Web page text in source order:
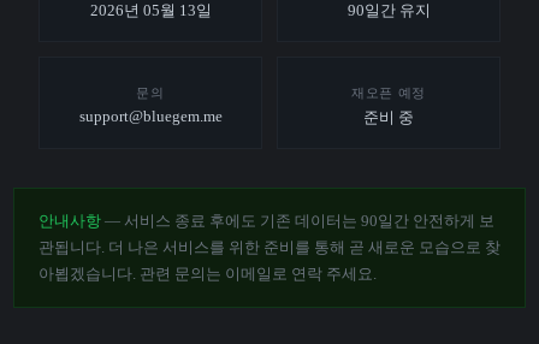
2026년 05월 13일 90일간 유지
문의
support@bluegem.me
재오픈 예정
준비 중
안내사항 — 서비스 종료 후에도 기존 데이터는 90일간 안전하게 보
관됩니다. 더 나은 서비스를 위한 준비를 통해 곧 새로운 모습으로 찾
아뵙겠습니다. 관련 문의는 이메일로 연락 주세요.